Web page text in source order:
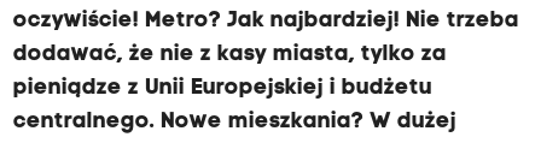
oczywiście! Metro? Jak najbardziej! Nie trzeba
dodawać, że nie z kasy miasta, tylko za
pieniądze z Unii Europejskiej i budżetu
centralnego. Nowe mieszkania? W dużej